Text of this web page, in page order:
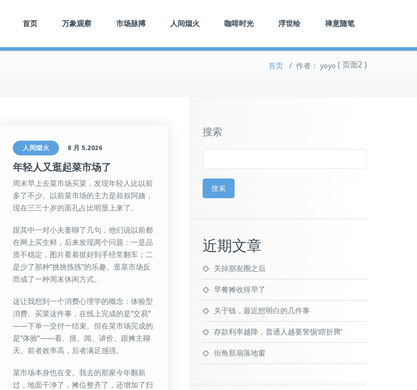
首页 万象观察 市场脉搏 人间烟火 咖啡时光 浮世绘 禅意随笔
首页 / 作者： yoyo ( 页面2 )
人间烟火 8 月 5,2026
年轻人又逛起菜市场了
周末早上去菜市场买菜，发现年轻人比以前
多了不少。以前菜市场的主力是叔叔阿姨，
现在三三十岁的面孔占比明显上来了。
跟其中一对小夫妻聊了几句，他们说以前都
在网上买生鲜，后来发现两个问题：一是品
质不稳定，图片看着挺好到手经常翻车；二
是少了那种”挑挑拣拣”的乐趣。逛菜市场反
而成了一种周末休闲方式。
这让我想到一个消费心理学的概念：体验型
消费。买菜这件事，在线上完成的是”交易”
——下单一交付一结束。但在菜市场完成的
是”体验”——看、摸、闻、讲价、跟摊主聊
天。前者效率高，后者满足感强。
菜市场本身也在变。我去的那家今年翻新
过，地面干净了，摊位整齐了，还增加了扫
搜索
搜索
近期文章
关掉朋友圈之后
早餐摊收得早了
关于钱，最近想明白的几件事
存款利率越降，普通人越要警惕’瞎折腾’
街角那扇落地窗